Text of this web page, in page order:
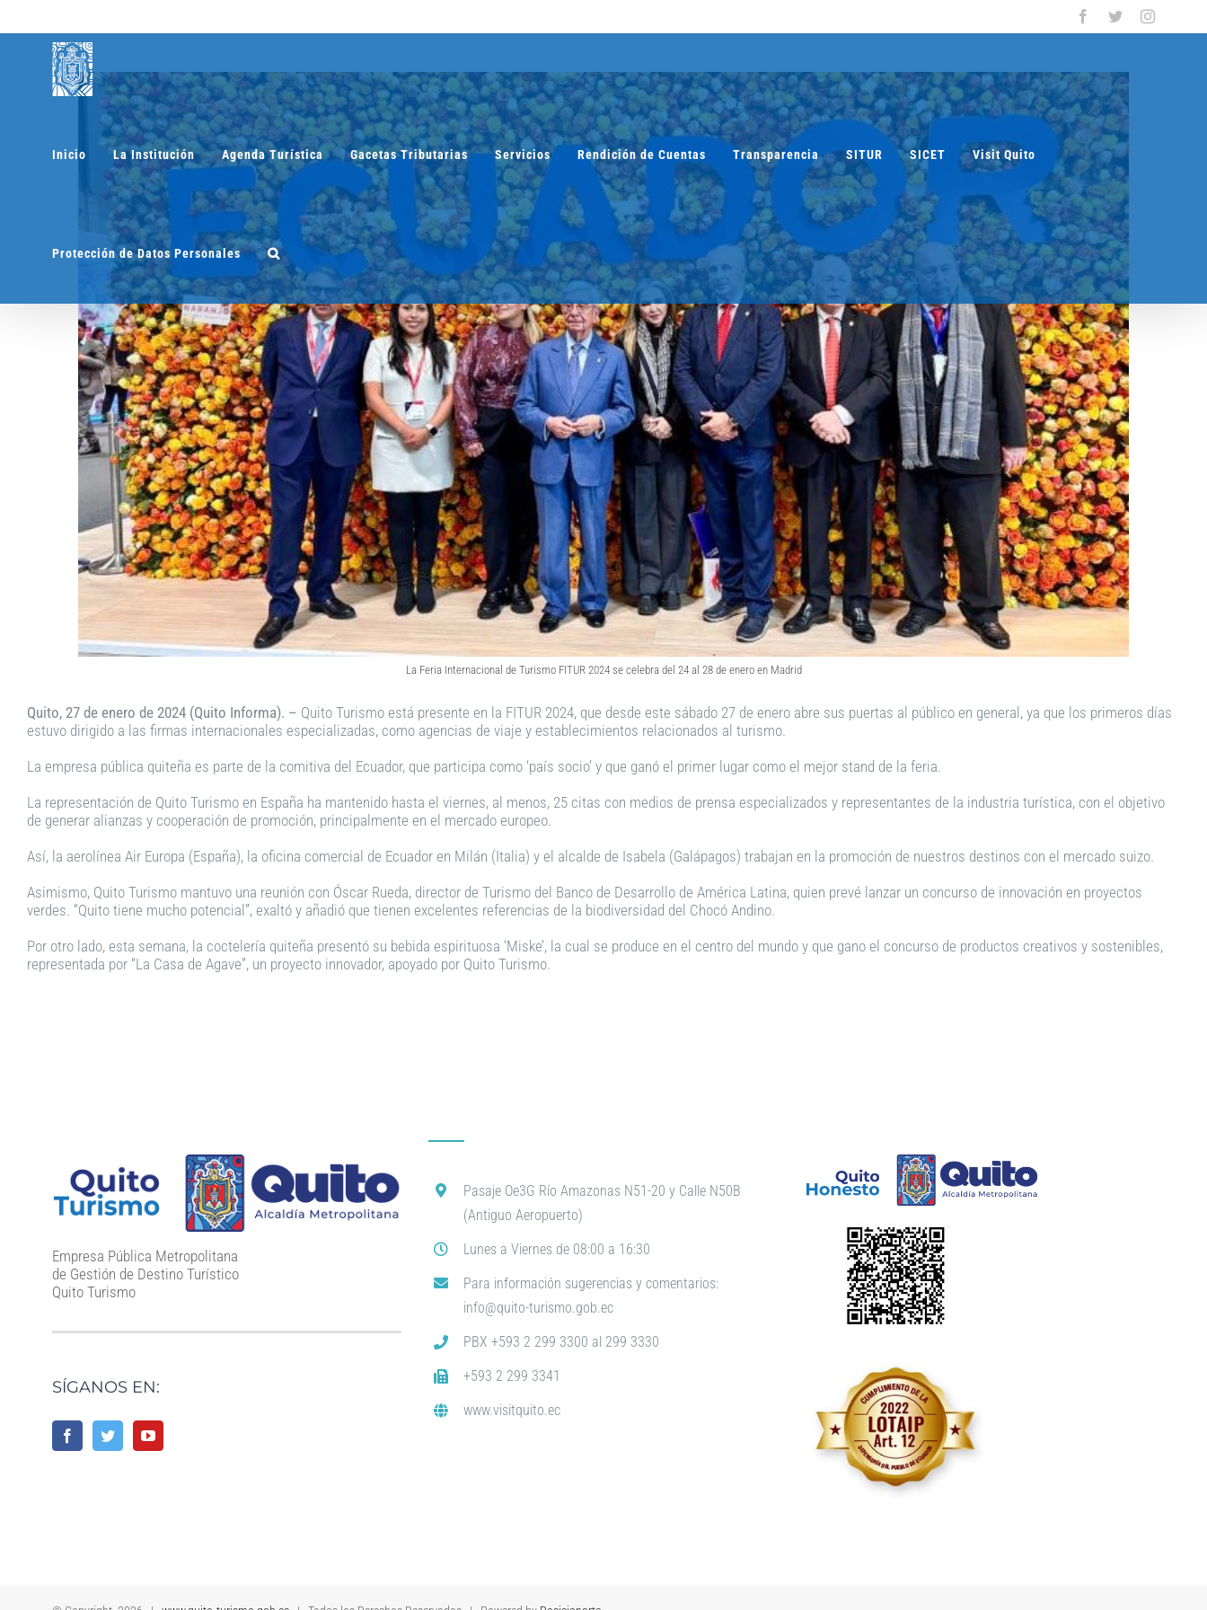
contenido
Facebook
Twitter
Inicio La Institución Agenda Turística Gacetas Tributarias Servicios Rendición de Cuentas Transparencia SITUR SICET Visit Quito
Protección de Datos Personales
La Feria Internacional de Turismo FITUR 2024 se celebra del 24 al 28 de enero en Madrid
Quito, 27 de enero de 2024 (Quito Informa). – Quito Turismo está presente en la FITUR 2024, que desde este sábado 27 de enero abre sus puertas al público en general, ya que los primeros días
estuvo dirigido a las firmas internacionales especializadas, como agencias de viaje y establecimientos relacionados al turismo.
La empresa pública quiteña es parte de la comitiva del Ecuador, que participa como ‘país socio’ y que ganó el primer lugar como el mejor stand de la feria.
La representación de Quito Turismo en España ha mantenido hasta el viernes, al menos, 25 citas con medios de prensa especializados y representantes de la industria turística, con el objetivo
de generar alianzas y cooperación de promoción, principalmente en el mercado europeo.
Así, la aerolínea Air Europa (España), la oficina comercial de Ecuador en Milán (Italia) y el alcalde de Isabela (Galápagos) trabajan en la promoción de nuestros destinos con el mercado suizo.
Asimismo, Quito Turismo mantuvo una reunión con Óscar Rueda, director de Turismo del Banco de Desarrollo de América Latina, quien prevé lanzar un concurso de innovación en proyectos
verdes. “Quito tiene mucho potencial”, exaltó y añadió que tienen excelentes referencias de la biodiversidad del Chocó Andino.
Por otro lado, esta semana, la coctelería quiteña presentó su bebida espirituosa ‘Miske’, la cual se produce en el centro del mundo y que gano el concurso de productos creativos y sostenibles,
representada por “La Casa de Agave”, un proyecto innovador, apoyado por Quito Turismo.
Empresa Pública Metropolitana
de Gestión de Destino Turístico
Quito Turismo
SÍGANOS EN:
Pasaje Oe3G Río Amazonas N51-20 y Calle N50B
(Antiguo Aeropuerto)
Lunes a Viernes de 08:00 a 16:30
Para información sugerencias y comentarios:
info@quito-turismo.gob.ec
PBX +593 2 299 3300 al 299 3330
+593 2 299 3341
www.visitquito.ec